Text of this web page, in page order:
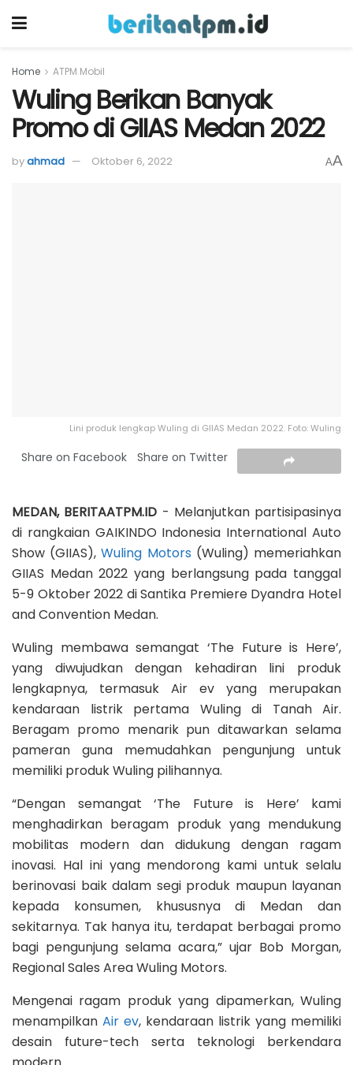
Home ATPM Mobil
Wuling Berikan Banyak
Promo di GIIAS Medan 2022
byahmad Oktober 6, 2022 AA
Lini produk lengkap Wuling di GIIAS Medan 2022. Foto: Wuling
Share on Facebook Share on Twitter
MEDAN, BERITAATPM.ID - Melanjutkan partisipasinya
di rangkaian GAIKINDO Indonesia International Auto
Show (GIIAS),Wuling Motors (Wuling) memeriahkan
GIIAS Medan 2022 yang berlangsung pada tanggal
5-9 Oktober 2022 di Santika Premiere Dyandra Hotel
and Convention Medan.
Wuling membawa semangat ‘The Future is Here’,
yang diwujudkan dengan kehadiran lini produk
lengkapnya, termasuk Air ev yang merupakan
kendaraan listrik pertama Wuling di Tanah Air.
Beragam promo menarik pun ditawarkan selama
pameran guna memudahkan pengunjung untuk
memiliki produk Wuling pilihannya.
“Dengan semangat ‘The Future is Here’ kami
menghadirkan beragam produk yang mendukung
mobilitas modern dan didukung dengan ragam
inovasi. Hal ini yang mendorong kami untuk selalu
berinovasi baik dalam segi produk maupun layanan
kepada konsumen, khususnya di Medan dan
sekitarnya. Tak hanya itu, terdapat berbagai promo
bagi pengunjung selama acara,” ujar Bob Morgan,
Regional Sales Area Wuling Motors.
Mengenai ragam produk yang dipamerkan, Wuling
menampilkan Air ev, kendaraan listrik yang memiliki
desain future-tech serta teknologi berkendara